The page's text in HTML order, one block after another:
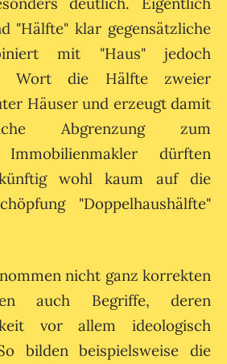
"Hälfte" klar gegensätzliche
mit "Haus" jedoch
Wort die Hälfte zweier
Häuser und erzeugt damit
Abgrenzung zum
Immobilienmakler dürften
wohl kaum auf die
"Doppelhaushälfte"
nicht ganz korrekten
auch Begriffe, deren
vor allem ideologisch
bilden beispielsweise die